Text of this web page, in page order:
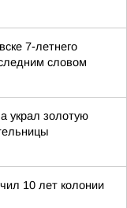
7-летнего
словом
украл золотую
10 лет колонии